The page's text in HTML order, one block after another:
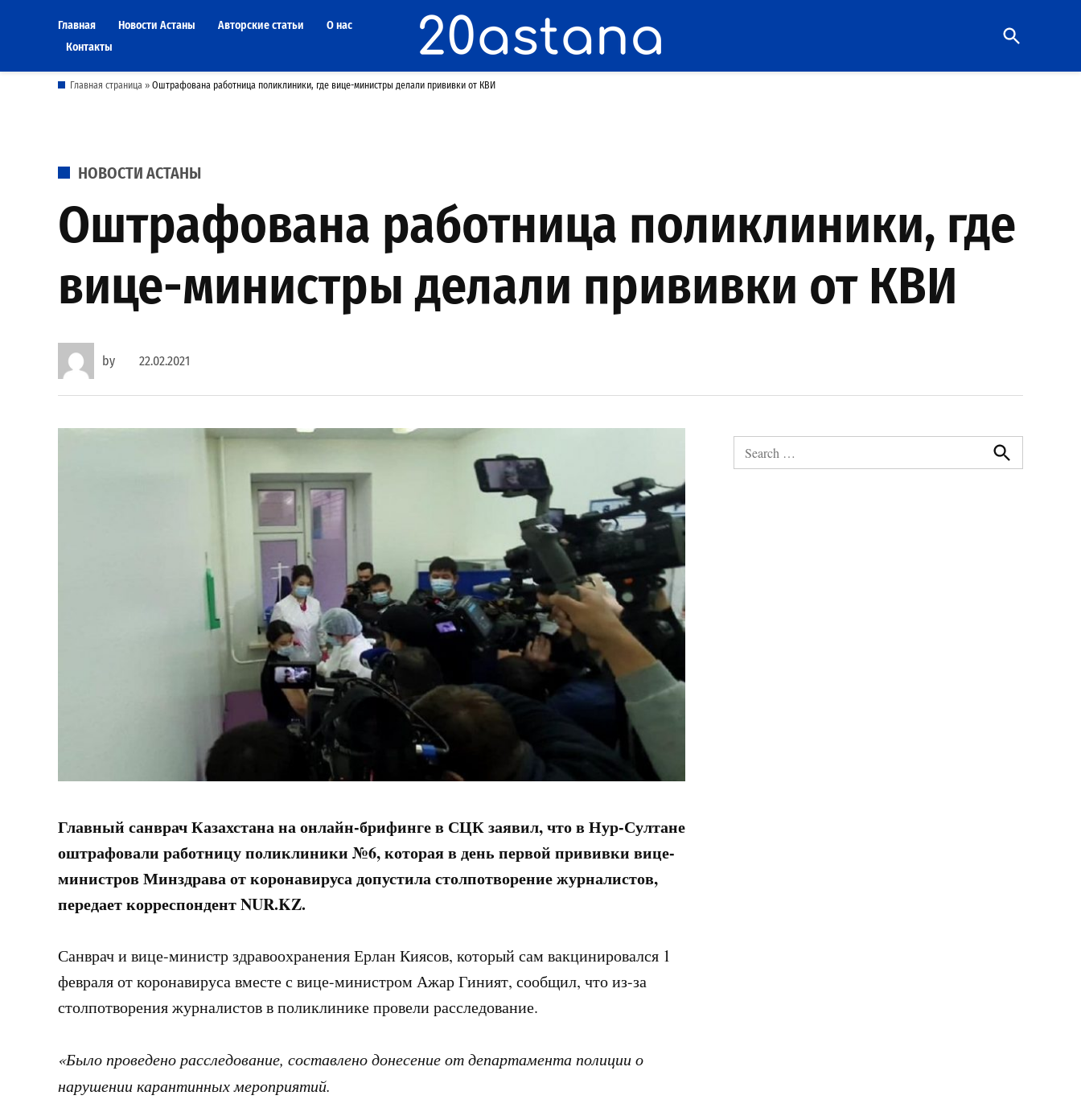
Главная Новости Астаны Авторские статьи
О нас
Контакты
Open
Search
Главная страница » Оштрафована работница поликлиники, где вице-министры делали прививки от КВИ
POSTED
НОВОСТИ АСТАНЫ
Оштрафована работница поликлиники, где
вице-министры делали прививки от КВИ
by 22.02.2021
Главный санврач Казахстана на онлайн-брифинге в СЦК заявил, что в Нур-Султане
оштрафовали работницу поликлиники №6, которая в день первой прививки вице-
министров Минздрава от коронавируса допустила столпотворение журналистов,
передает корреспондент NUR.KZ.
Санврач и вице-министр здравоохранения Ерлан Киясов, который сам вакцинировался 1
февраля от коронавируса вместе с вице-министром Ажар Гиният, сообщил, что из-за
столпотворения журналистов в поликлинике провели расследование.
«Было проведено расследование, составлено донесение от департамента полиции о
нарушении карантинных мероприятий.
Search
for:
Search